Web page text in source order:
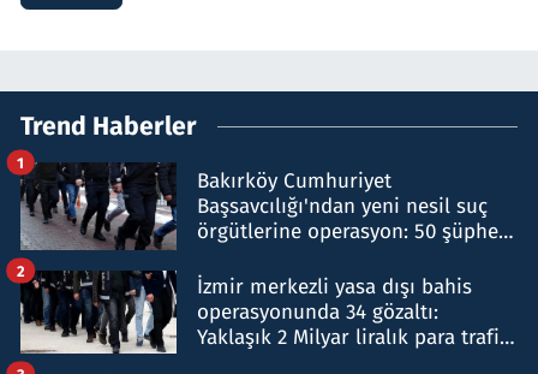
Trend Haberler
Bakırköy Cumhuriyet
Başsavcılığı'ndan yeni nesil suç
örgütlerine operasyon: 50 şüpheli
1
İzmir merkezli yasa dışı bahis
operasyonunda 34 gözaltı:
Yaklaşık 2 Milyar liralık para trafiği
2